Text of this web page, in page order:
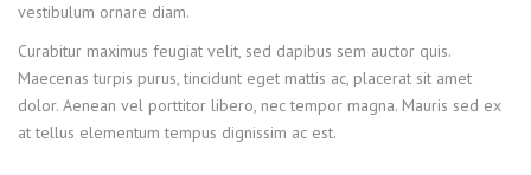
vestibulum ornare diam.
Curabitur maximus feugiat velit, sed dapibus sem auctor quis.
Maecenas turpis purus, tincidunt eget mattis ac, placerat sit amet
dolor. Aenean vel porttitor libero, nec tempor magna. Mauris sed ex
at tellus elementum tempus dignissim ac est.